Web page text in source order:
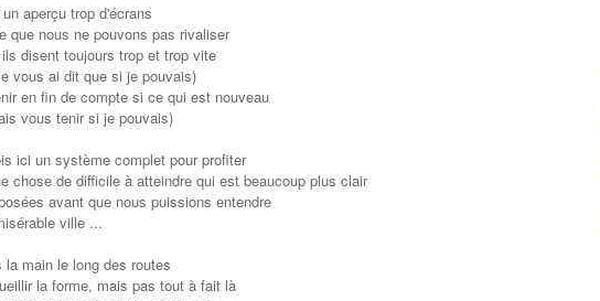
aperçu trop d'écrans
que nous ne pouvons pas rivaliser
disent toujours trop et trop vite
vous ai dit que si je pouvais)
en fin de compte si ce qui est nouveau
vous tenir si je pouvais)
ici un système complet pour profiter
chose de difficile à atteindre qui est beaucoup plus clair
avant que nous puissions entendre
ville ...
la main le long des routes
la forme, mais pas tout à fait là